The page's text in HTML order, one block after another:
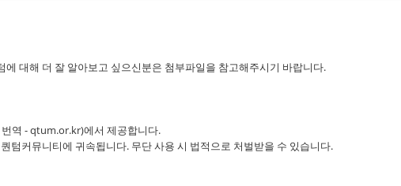
대해 더 잘 알아보고 싶으신분은 첨부파일을 참고해주시기 바랍니다.
역 - qtum.or.kr)에서 제공합니다.
텀커뮤니티에 귀속됩니다. 무단 사용 시 법적으로 처벌받을 수 있습니다.